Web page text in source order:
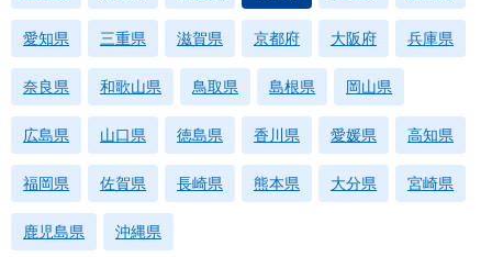
愛知県 三重県 滋賀県 京都府 大阪府 兵庫県
奈良県 和歌山県 鳥取県 島根県 岡山県
広島県 山口県 徳島県 香川県 愛媛県 高知県
福岡県 佐賀県 長崎県 熊本県 大分県 宮崎県
鹿児島県 沖縄県